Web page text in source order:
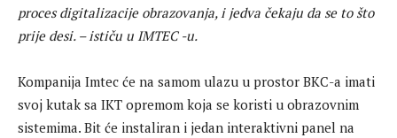
proces digitalizacije obrazovanja, i jedva čekaju da se to što
prije desi. – ističu u IMTEC -u.
Kompanija Imtec će na samom ulazu u prostor BKC-a imati
svoj kutak sa IKT opremom koja se koristi u obrazovnim
sistemima. Bit će instaliran i jedan interaktivni panel na